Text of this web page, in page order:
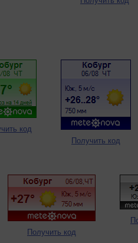
код
Получить код
Получить код